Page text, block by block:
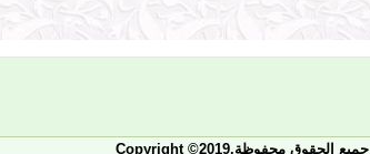
Copyright ©2019.جميع الحقوق محفوظة